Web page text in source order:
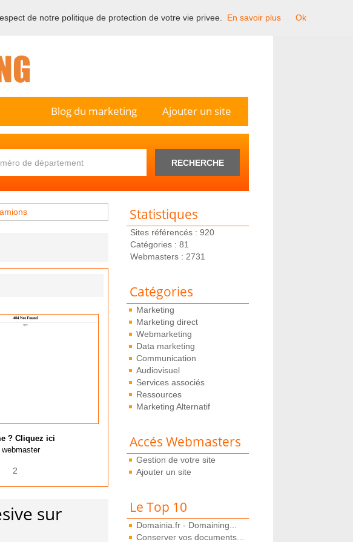
communication en France.
Ajouter un site
Blog du marketing
RECHERCHE
Statistiques
Sites référencés : 920
Catégories : 81
Webmasters : 2731
Catégories
Marketing
Marketing direct
Webmarketing
Data marketing
Communication
Audiovisuel
Services associés
Ressources
Marketing Alternatif
Accés Webmasters
Gestion de votre site
Ajouter un site
Le Top 10
Domainia.fr - Domaining...
Conserver vos documents...
? Cliquez ici
2
sur
de notre politique de protection de votre vie privee. En savoir plus Ok